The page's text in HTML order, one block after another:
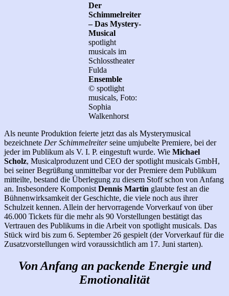
Der
Schimmelreiter
– Das Mystery-
Musical
spotlight
musicals im
Schlosstheater
Fulda
Ensemble
© spotlight
musicals, Foto:
Sophia
Walkenhorst
Als neunte Produktion feierte jetzt das als Mysterymusical
bezeichnete Der Schimmelreiterseine umjubelte Premiere, bei der
jeder im Publikum als V. I. P. eingestuft wurde. Wie Michael
Scholz, Musicalproduzent und CEO der spotlight musicals GmbH,
bei seiner Begrüßung unmittelbar vor der Premiere dem Publikum
mitteilte, bestand die Überlegung zu diesem Stoff schon von Anfang
an. Insbesondere Komponist Dennis Martin glaubte fest an die
Bühnenwirksamkeit der Geschichte, die viele noch aus ihrer
Schulzeit kennen. Allein der hervorragende Vorverkauf von über
46.000 Tickets für die mehr als 90 Vorstellungen bestätigt das
Vertrauen des Publikums in die Arbeit von spotlight musicals. Das
Stück wird bis zum 6. September 26 gespielt (der Vorverkauf für die
Zusatzvorstellungen wird voraussichtlich am 17. Juni starten).
Von Anfang an packende Energie und
Emotionalität